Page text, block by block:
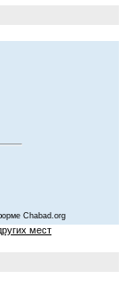
Chabad.org
мест